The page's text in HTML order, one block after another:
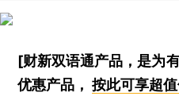
[财新双语通产品，是为
优惠产品，按此可享超